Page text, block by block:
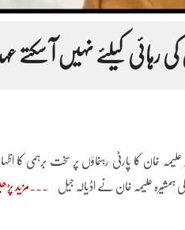
رہائی کیلئے نہیں آ
خان کا پارٹی رہنماؤں پر سخت برہمی کا
علیمہ خان نے اڈیالہ جیل مزید